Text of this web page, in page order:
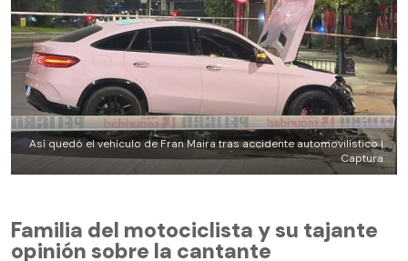
Así quedó el vehículo de Fran Maira tras accidente automovilístico |
Captura
Familia del motociclista y su tajante
opinión sobre la cantante